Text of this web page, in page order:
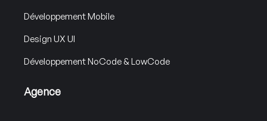
Développement Mobile
Design UX UI
Développement NoCode & LowCode
Agence